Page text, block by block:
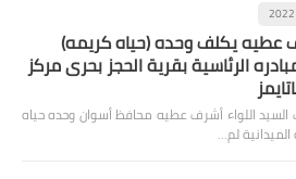
عطيه يكلف وحده (حياه كريمه)
الرئاسية بقرية الحجز بحرى مركز
اللواء أشرف عطيه محافظ أسوان وحده حياه
لم…